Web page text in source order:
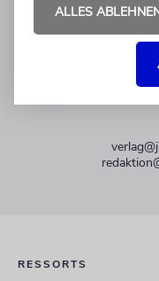
RESSORTS
ALLES